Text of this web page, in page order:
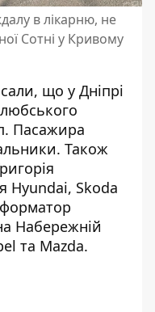
в лікарню, не
Сотні у Кривому
що у Дніпрі
. Пасажира
Також
Hyundai, Skoda
Набережній
та Mazda.